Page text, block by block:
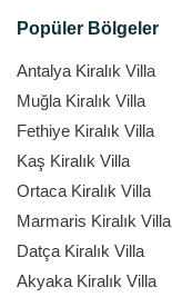
Popüler Bölgeler
Antalya Kiralık Villa
Muğla Kiralık Villa
Fethiye Kiralık Villa
Kaş Kiralık Villa
Ortaca Kiralık Villa
Marmaris Kiralık Villa
Datça Kiralık Villa
Akyaka Kiralık Villa